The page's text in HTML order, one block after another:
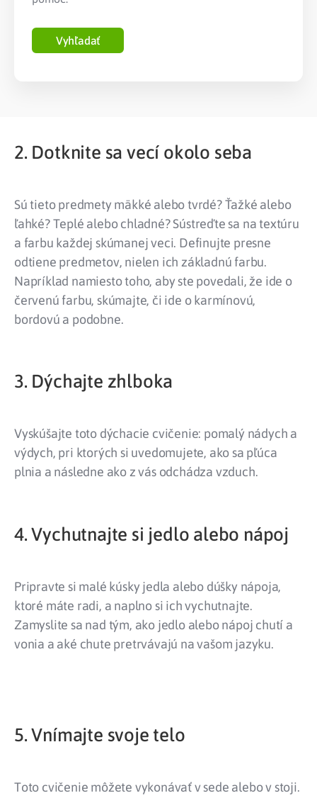
Vyhľadať
2. Dotknite sa vecí okolo seba
Sú tieto predmety mäkké alebo tvrdé? Ťažké alebo
ľahké? Teplé alebo chladné? Sústreďte sa na textúru
a farbu každej skúmanej veci. Definujte presne
odtiene predmetov, nielen ich základnú farbu.
Napríklad namiesto toho, aby ste povedali, že ide o
červenú farbu, skúmajte, či ide o karmínovú,
bordovú a podobne.
3. Dýchajte zhlboka
Vyskúšajte toto dýchacie cvičenie: pomalý nádych a
výdych, pri ktorých si uvedomujete, ako sa pľúca
plnia a následne ako z vás odchádza vzduch.
4. Vychutnajte si jedlo alebo nápoj
Pripravte si malé kúsky jedla alebo dúšky nápoja,
ktoré máte radi, a naplno si ich vychutnajte.
Zamyslite sa nad tým, ako jedlo alebo nápoj chutí a
vonia a aké chute pretrvávajú na vašom jazyku.
5. Vnímajte svoje telo
Toto cvičenie môžete vykonávať v sede alebo v stoji.